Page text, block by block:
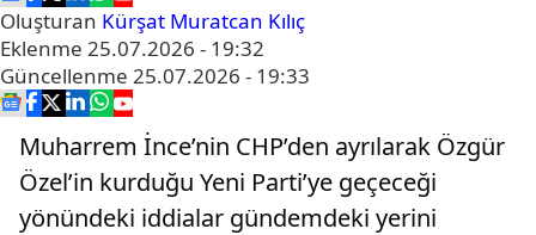
Oluşturan Kürşat Muratcan Kılıç
Eklenme 25.07.2026 - 19:32
Güncellenme 25.07.2026 - 19:33
Muharrem İnce’nin CHP’den ayrılarak Özgür
Özel’in kurduğu Yeni Parti’ye geçeceği
yönündeki iddialar gündemdeki yerini